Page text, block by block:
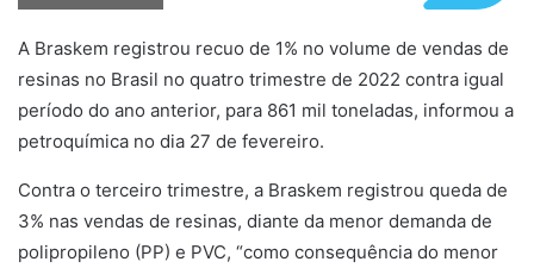
A Braskem registrou recuo de 1% no volume de vendas de
resinas no Brasil no quatro trimestre de 2022 contra igual
período do ano anterior, para 861 mil toneladas, informou a
petroquímica no dia 27 de fevereiro.
Contra o terceiro trimestre, a Braskem registrou queda de
3% nas vendas de resinas, diante da menor demanda de
polipropileno (PP) e PVC, “como consequência do menor